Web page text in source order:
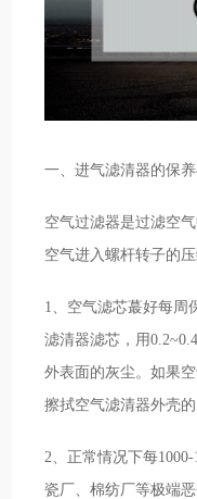
一、进气滤清器的保
空气过滤器是过滤空
空气进入螺杆转子的压
1、空气滤芯蕞好每周
滤清器滤芯，用
外表面的灰尘。如果
擦拭空气滤清器外壳的
2、正常情况下每
瓷厂、棉纺厂等极端